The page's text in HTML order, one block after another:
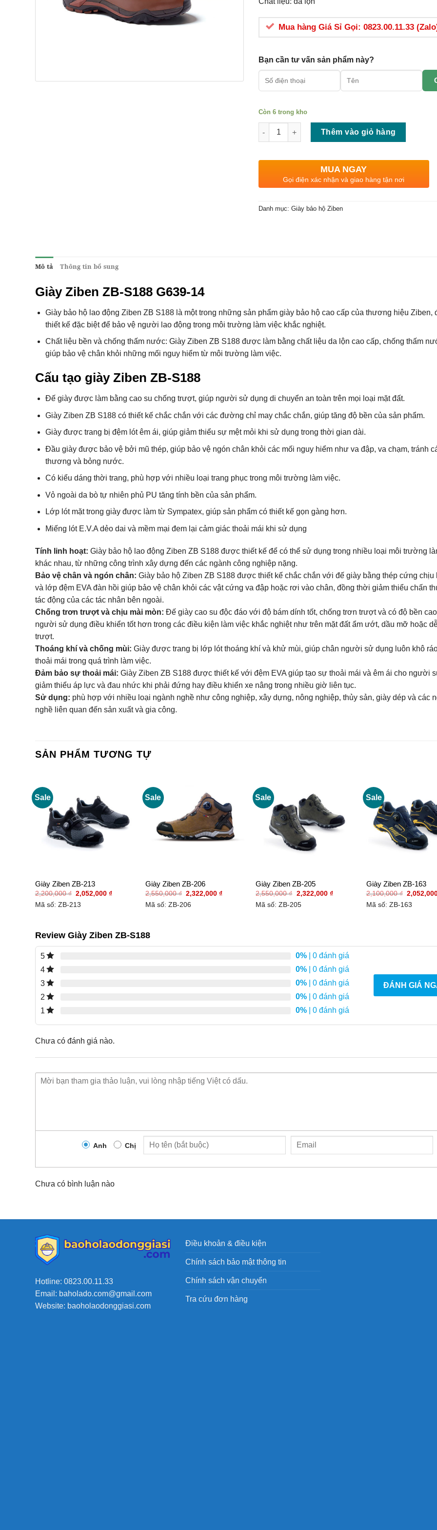
Mua hàng Giá Sỉ Gọi: 0823.00.11.33
Bạn cần tư vấn sản phẩm này?
Còn 6 trong kho
Số lượng
Thêm vào giỏ hàng
MUA NGAY
Gọi điện xác nhận và giao hàng tận nơi
Danh mục: Giày bảo hộ Ziben
Mô tả Thông tin bổ sung
Giày Ziben ZB-S188 G639-14
Giày bảo hộ lao động Ziben ZB S188 là một trong những sản phẩm giày bảo hộ cao cấp của thương hiệu Ziben,
thiết kế đặc biệt để bảo vệ người lao động trong môi trường làm việc khắc nghiệt.
Chất liệu bền và chống thấm nước: Giày Ziben ZB S188 được làm bằng chất liệu da lộn cao cấp, chống thấm
giúp bảo vệ chân khỏi những mối nguy hiểm từ môi trường làm việc.
Cấu tạo giày Ziben ZB-S188
Đế giày được làm bằng cao su chống trượt, giúp người sử dụng di chuyển an toàn trên mọi loại mặt đất.
Giày Ziben ZB S188 có thiết kế chắc chắn với các đường chỉ may chắc chắn, giúp tăng độ bền của sản phẩm.
Giày được trang bị đệm lót êm ái, giúp giảm thiểu sự mệt mỏi khi sử dụng trong thời gian dài.
Đầu giày được bảo vệ bởi mũ thép, giúp bảo vệ ngón chân khỏi các mối nguy hiểm như va đập, va chạm, tránh
thương và bỏng nước.
Có kiểu dáng thời trang, phù hợp với nhiều loại trang phục trong môi trường làm việc.
Vỏ ngoài da bò tự nhiên phủ PU tăng tính bền của sản phẩm.
Lớp lót mặt trong giày được làm từ Sympatex, giúp sản phẩm có thiết kế gọn gàng hơn.
Miếng lót E.V.A dẻo dai và mềm mại đem lại cảm giác thoải mái khi sử dụng
Tính linh hoạt: Giày bảo hộ lao động Ziben ZB S188 được thiết kế để có thể sử dụng trong nhiều loại môi trường
khác nhau, từ những công trình xây dựng đến các ngành công nghiệp nặng.
Bảo vệ chân và ngón chân: Giày bảo hộ Ziben ZB S188 được thiết kế chắc chắn với đế giày bằng thép cứng chịu
và lớp đệm EVA đàn hồi giúp bảo vệ chân khỏi các vật cứng va đập hoặc rơi vào chân, đồng thời giảm thiểu chấn
tác động của các tác nhân bên ngoài.
Chống trơn trượt và chịu mài mòn: Đế giày cao su độc đáo với độ bám dính tốt, chống trơn trượt và có độ bền
người sử dụng điều khiển tốt hơn trong các điều kiện làm việc khắc nghiệt như trên mặt đất ẩm ướt, dầu mỡ hoặc
trượt.
Thoáng khí và chống mùi: Giày được trang bị lớp lót thoáng khí và khử mùi, giúp chân người sử dụng luôn khô
thoải mái trong quá trình làm việc.
Đảm bảo sự thoải mái: Giày Ziben ZB S188 được thiết kế với đệm EVA giúp tạo sự thoải mái và êm ái cho người
giảm thiểu áp lực và đau nhức khi phải đứng hay điều khiển xe nâng trong nhiều giờ liên tục.
Sử dụng: phù hợp với nhiều loại ngành nghề như công nghiệp, xây dựng, nông nghiệp, thủy sản, giày dép và các
nghề liên quan đến sản xuất và gia công.
SẢN PHẨM TƯƠNG TỰ
Sale
Giày Ziben ZB-213
2,200,000₫ Giá
là:
2,052,000₫Giá
Mã số: ZB-213
Sale
Giày Ziben ZB-206
2,550,000₫ Giá
là:
2,322,000₫Giá
Mã số: ZB-206
Sale
Giày Ziben ZB-205
2,550,000₫ Giá
là:
2,322,000 ₫Giá
Mã số: ZB-205
Sale
Giày Ziben ZB-163
2,100,000₫ Giá
là:
Mã số: ZB-163
Review Giày Ziben ZB-S188
5 0% | 0 đánh giá
4
0% | 0 đánh giá
3
0% | 0 đánh giá
2
0% | 0 đánh giá
1
0% | 0 đánh giá
ĐÁNH GIÁ
Chưa có đánh giá nào.
Anh Chị
Chưa có bình luận nào
Hotline: 0823.00.11.33
Email: baholado.com@gmail.com
Website: baoholaodonggiasi.com
Điều khoản & điều kiện
Chính sách bảo mật thông tin
Chính sách vận chuyển
Tra cứu đơn hàng